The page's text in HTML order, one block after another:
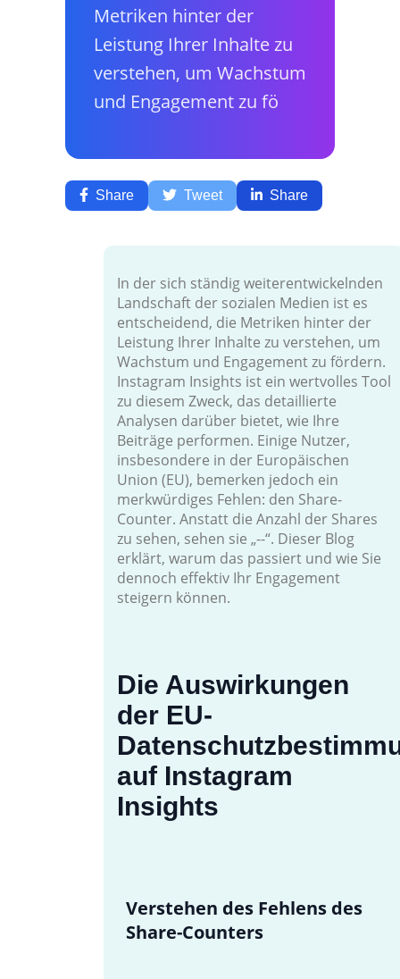
Metriken hinter der
Leistung Ihrer Inhalte zu
verstehen, um Wachstum
und Engagement zu fö
Share Tweet Share
In der sich ständig weiterentwickelnden
Landschaft der sozialen Medien ist es
entscheidend, die Metriken hinter der
Leistung Ihrer Inhalte zu verstehen, um
Wachstum und Engagement zu fördern.
Instagram Insights ist ein wertvolles Tool
zu diesem Zweck, das detaillierte
Analysen darüber bietet, wie Ihre
Beiträge performen. Einige Nutzer,
insbesondere in der Europäischen
Union (EU), bemerken jedoch ein
merkwürdiges Fehlen: den Share-
Counter. Anstatt die Anzahl der Shares
zu sehen, sehen sie „--“. Dieser Blog
erklärt, warum das passiert und wie Sie
dennoch effektiv Ihr Engagement
steigern können.
Die Auswirkungen
der EU-
auf Instagram
Insights
Verstehen des Fehlens des
Share-Counters